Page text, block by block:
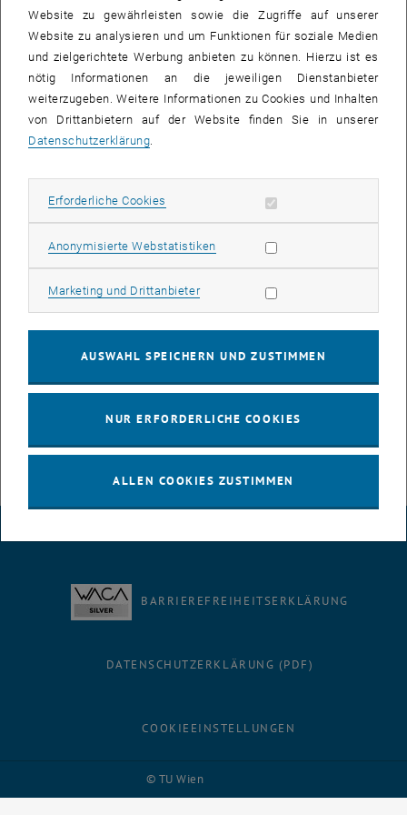
Sicherheitsgründen versperrt werden. Der Zutritt ist grundsätzlich
nur mehr zur Aufrechterhaltung des unbedingt Notwendigen und nur
für die von den Dekan_innen und Rektoratsmitgliedern genannten
Personen möglich.
Zur Abholung von unbedingt zur Bewältigung von Home-Office
benötigten Unterlagen
möchten wir Ihnen nun einmalig und unter
Einhaltung der notwendigen Sicherheitsvorschriften (insbesondere
Wann: Freitag, 27. März von 13.00 bis 15.00 Uhr
Der Sicherheitsdienst der TU Wien ist vor Ort und wird sie
bestmöglich unterstützen sowie auf die Einhaltung der
Sicherheitsvorschriften achten!
unser aller Schutz treffen müssen!
Sabine Seidler,
© TU Wien
BARRIEREFREIHEITSERKLÄRUNG
DATENSCHUTZERKLÄRUNG (PDF)
COOKIEEINSTELLUNGEN
Website zu gewährleisten sowie die Zugriffe auf unserer
Website zu analysieren und um Funktionen für soziale Medien
und zielgerichtete Werbung anbieten zu können. Hierzu ist es
nötig Informationen an die jeweiligen Dienstanbieter
weiterzugeben. Weitere Informationen zu Cookies und Inhalten
von Drittanbietern auf der Website finden Sie in unserer
Datenschutzerklärung
Erforderliche Cookies Erforderliche Cookies zulassen
Anonymisierte WebstatistikenStatistik Cookies zulassen
Marketing und DrittanbieterMarketing Cookies zulassen
AUSWAHL SPEICHERN UND ZUSTIMMEN
NUR ERFORDERLICHE COOKIES
ALLEN COOKIES ZUSTIMMEN